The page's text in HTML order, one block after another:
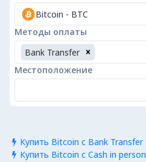
Bitcoin - BTC
Методы оплаты
Bank Transfer
Местоположение
 Купить Bitcoin с Bank Transfer
 Купить Bitcoin с Cash in person